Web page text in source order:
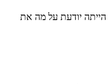
יודעת על מה את